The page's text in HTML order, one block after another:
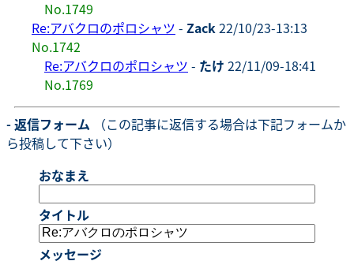
No.1749
Re:アバクロのポロシャツ - Zack22/10/23-13:13
No.1742
Re:アバクロのポロシャツ - たけ 22/11/09-18:41
No.1769
- 返信フォーム （この記事に返信する場合は下記フォームか
ら投稿して下さい）
おなまえ
タイトル
メッセージ